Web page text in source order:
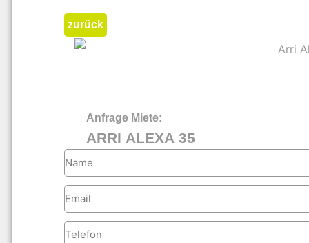
zurück
Anfrage Miete:
ARRI ALEXA 35